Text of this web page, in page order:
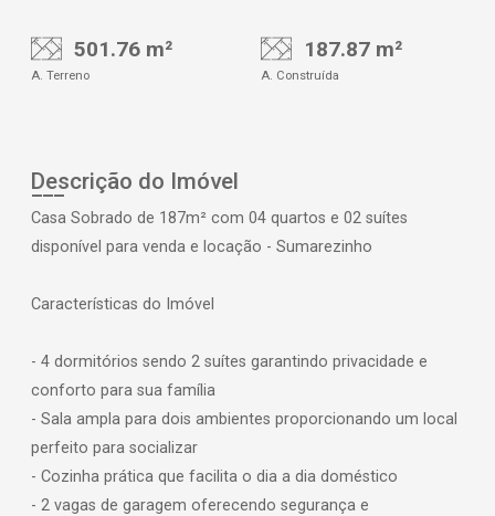
501.76 m²
A. Terreno
187.87 m²
A. Construída
Descrição do Imóvel
Casa Sobrado de 187m² com 04 quartos e 02 suítes
disponível para venda e locação - Sumarezinho
Características do Imóvel
- 4 dormitórios sendo 2 suítes garantindo privacidade e
conforto para sua família
- Sala ampla para dois ambientes proporcionando um local
perfeito para socializar
- Cozinha prática que facilita o dia a dia doméstico
- 2 vagas de garagem oferecendo segurança e